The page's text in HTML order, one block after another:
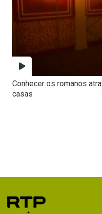
Conhecer os romanos
casas